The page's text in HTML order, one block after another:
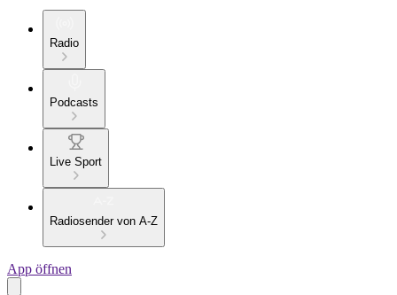
Radio
Podcasts
Live Sport
Radiosender von A-Z
App öffnen